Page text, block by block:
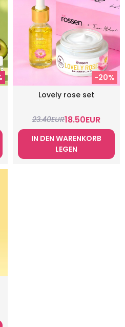
-20%
Lovely rose set
23.40EUR18.50EUR
IN DEN WARENKORB
LEGEN